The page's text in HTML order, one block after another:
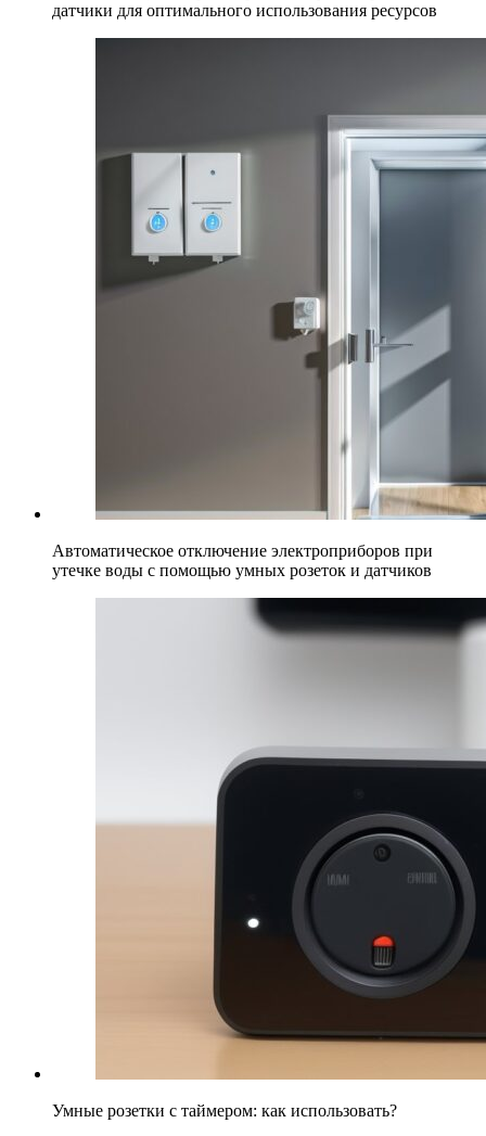
датчики для оптимального использования ресурсов
Автоматическое отключение электроприборов при
утечке воды с помощью умных розеток и датчиков
Умные розетки с таймером: как использовать?